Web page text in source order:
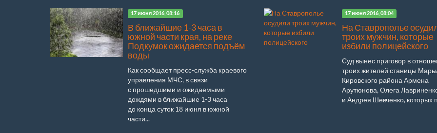
17 июня 2016, 08:16
В ближайшие 1-3 часа в
южной части края, на реке
Подкумок ожидается подъём
воды
Как сообщает пресс-служба краевого
управления МЧС, в связи
с прошедшими и ожидаемыми
дождями в ближайшие 1-3 часа
до конца суток 18 июня в южной
части...
17 июня 2016, 08:04
На Ставрополье
троих мужчин, которые
избили полицейского
Суд вынес приговор в
троих жителей станицы
Кировского района Армена
Арутюнова, Олега
и Андрея Шевченко, которых